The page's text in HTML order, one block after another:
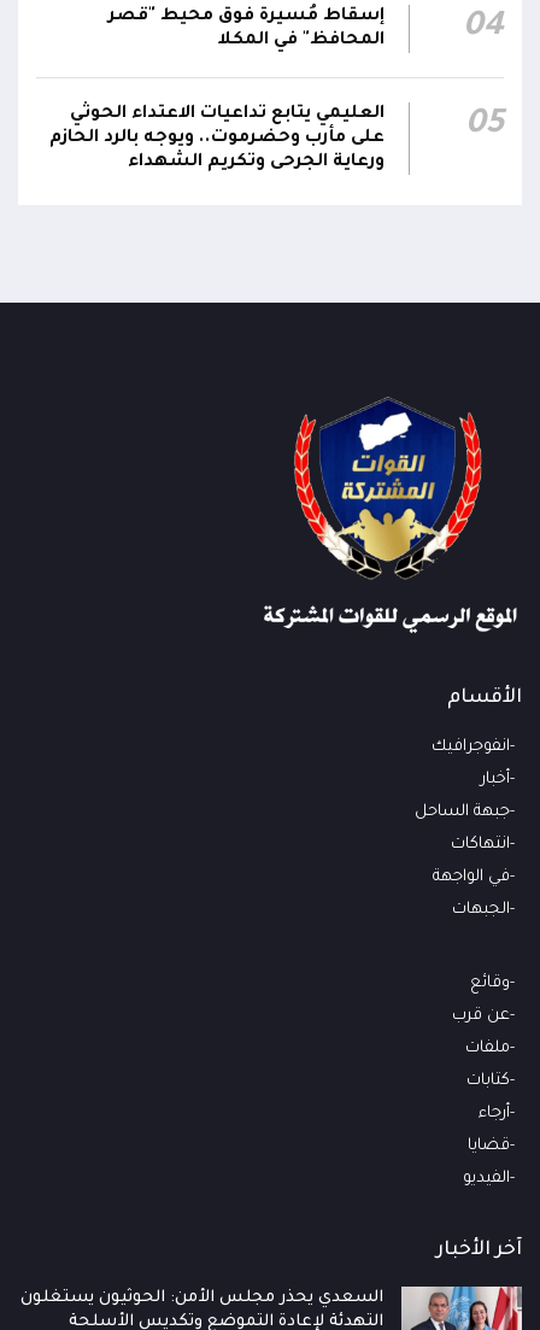
الجبهة الداخلية وتمرير مخططاتهم التخريبية
01:08
حازمة تستهدف مصادر التهديد والإرهاب، بما
يضمن حماية المواطنين والمنشآت الحيوية وتعزيز
04
إسقاط مُسيرة فوق محيط "قصر
المحافظ" في المكلا
05
العليمي يتابع تداعيات الاعتداء الحوثي
على مأرب وحضرموت.. ويوجه بالرد الحازم
ورعاية الجرحى وتكريم الشهداء
الأقسام
انفوجرافيك
أخبار
جبهة الساحل
انتهاكات
في الواجهة
الجبهات
وقائع
عن قرب
ملفات
كتابات
أرجاء
قضايا
الفيديو
آخر الأخبار
السعدي يحذر مجلس الأمن: الحوثيون يستغلون
التهدئة لإعادة التموضع وتكديس الأسلحة